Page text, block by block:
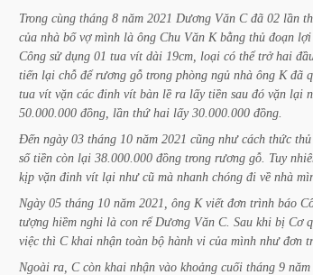
Trong cùng tháng 8 năm 2021 Dương Văn C đã 02 lần
của nhà bố vợ mình là ông Chu Văn K bằng thủ đoạn lợi
Công sử dụng 01 tua vít dài 19cm, loại có thể trở hai
tiến lại chỗ để rương gỗ trong phòng ngủ nhà ông K đã
tua vít vặn các đinh vít bàn lề ra lấy tiền sau đó vặn lại
50.000.000 đồng, lần thứ hai lấy 30.000.000 đồng.
Đến ngày 03 tháng 10 năm 2021 cũng như cách thức thủ
số tiền còn lại 38.000.000 đồng trong rương gỗ. Tuy
kịp vặn đinh vít lại như cũ mà nhanh chóng đi về nhà
Ngày 05 tháng 10 năm 2021, ông K viết đơn trình báo
tượng hiềm nghi là con rể Dương Văn C. Sau khi bị Cơ
việc thì C khai nhận toàn bộ hành vi của mình như đơn
Ngoài ra, C còn khai nhận vào khoảng cuối tháng 9 năm